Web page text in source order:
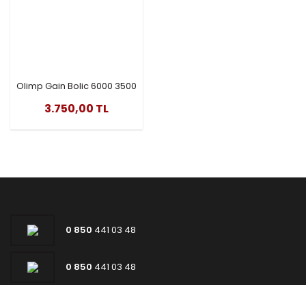
Olimp Gain Bolic 6000 3500
Gr
3.750,00 TL
0 850 441 03 48
0 850 441 03 48